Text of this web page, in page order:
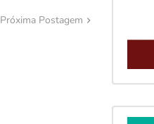
Próxima Postagem